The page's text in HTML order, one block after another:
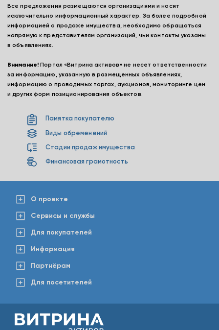
Все предложения размещаются организациями и носят
исключительно информационный характер. За более подробной
информацией о продаже имущества, необходимо обращаться
напрямую к представителям организаций, чьи контакты указаны
в объявлениях.
Внимание! Портал «Витрина активов» не несет ответственности
за информацию, указанную в размещенных объявлениях,
информацию о проводимых торгах, аукционов, мониторинге цен
и других форм позиционирования объектов.
Памятка покупателю
Виды обременений
Стадии продаж имущества
Финансовая грамотность
О проекте
Сервисы и службы
Для покупателей
Информация
Партнёрам
Для посетителей